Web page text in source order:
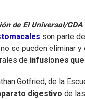
de El Universal/GDA
son parte
se pueden eliminar
de infusiones
Gotfried, de la
digestivo de